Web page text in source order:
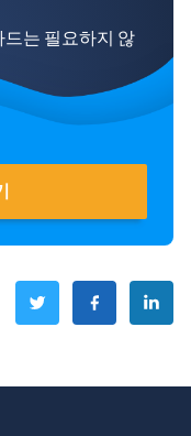
드는 필요하지 않